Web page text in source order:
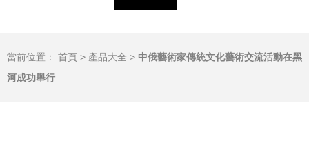
當前位置： 首頁 > 產品大全 > 中俄藝術家傳統文化藝術交流活動在黑
河成功舉行